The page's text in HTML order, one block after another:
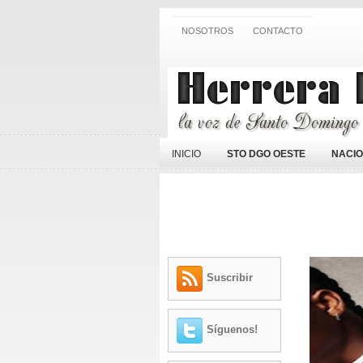
NOSOTROS CONTACTO
INICIO STO DGO OESTE
Suscribir
Síguenos!